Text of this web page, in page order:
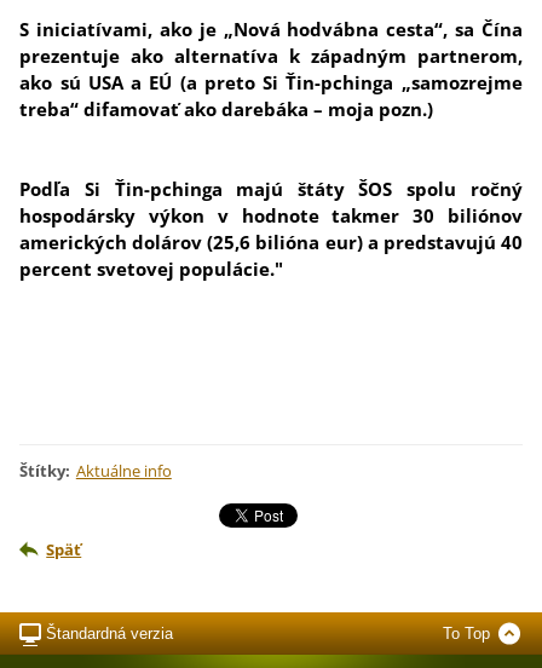
S iniciatívami, ako je „Nová hodvábna cesta“, sa Čína
prezentuje ako alternatíva k západným partnerom,
ako sú USA a EÚ (a preto Si Ťin-pchinga „samozrejme
treba“ difamovať ako darebáka – moja pozn.)
Podľa Si Ťin-pchinga majú štáty ŠOS spolu ročný
hospodársky výkon v hodnote takmer 30 biliónov
amerických dolárov (25,6 bilióna eur) a predstavujú 40
percent svetovej populácie."
Štítky: Aktuálne info
Späť
Štandardná verzia To Top